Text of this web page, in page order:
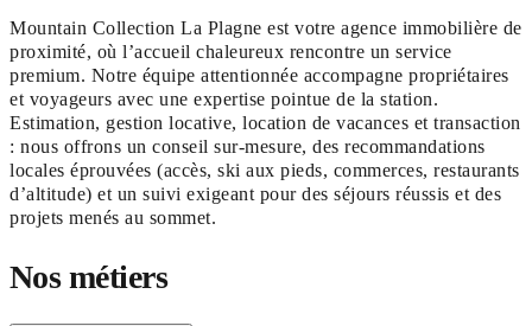
Mountain Collection La Plagne est votre agence immobilière de
proximité, où l’accueil chaleureux rencontre un service
premium. Notre équipe attentionnée accompagne propriétaires
et voyageurs avec une expertise pointue de la station.
Estimation, gestion locative, location de vacances et transaction
: nous offrons un conseil sur-mesure, des recommandations
locales éprouvées (accès, ski aux pieds, commerces, restaurants
d’altitude) et un suivi exigeant pour des séjours réussis et des
projets menés au sommet.
Nos métiers